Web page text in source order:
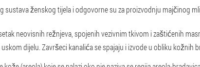
sustava ženskog tijela i odgovorne su za proizvodnju majčinog
neovisnih režnjeva, spojenih vezivnim tkivom i zaštićenih
dijelu. Završeci kanalića se spajaju i izvode u obliku kožnih